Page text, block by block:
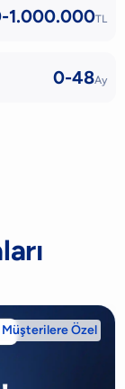
1.000.000TL
0-48Ay
Müşterilere Özel